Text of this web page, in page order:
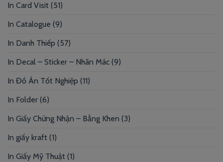
In Card Visit (51)
In Catalogue (9)
In Danh Thiếp (57)
In Decal – Sticker – Nhãn Mác (9)
In Đồ Án Tốt Nghiệp (11)
In Folder (6)
In Giấy Chứng Nhận – Bằng Khen (3)
In giấy kraft (1)
In Giấy Mỹ Thuật (1)